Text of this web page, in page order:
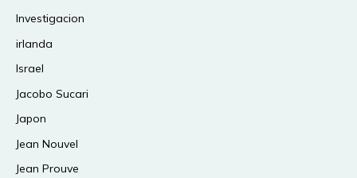
Investigacion
irlanda
Israel
Jacobo Sucari
Japon
Jean Nouvel
Jean Prouve